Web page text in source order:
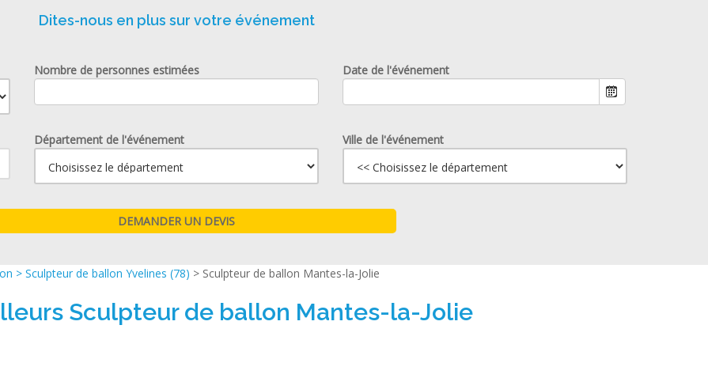
Dites-nous en plus sur votre événement
Nombre de personnes estimées
Date de l'événement
Département de l'événement Ville de l'événement
> Sculpteur de ballon Yvelines (78) > Sculpteur de ballon Mantes-la-Jolie
Sculpteur de ballon Mantes-la-Jolie